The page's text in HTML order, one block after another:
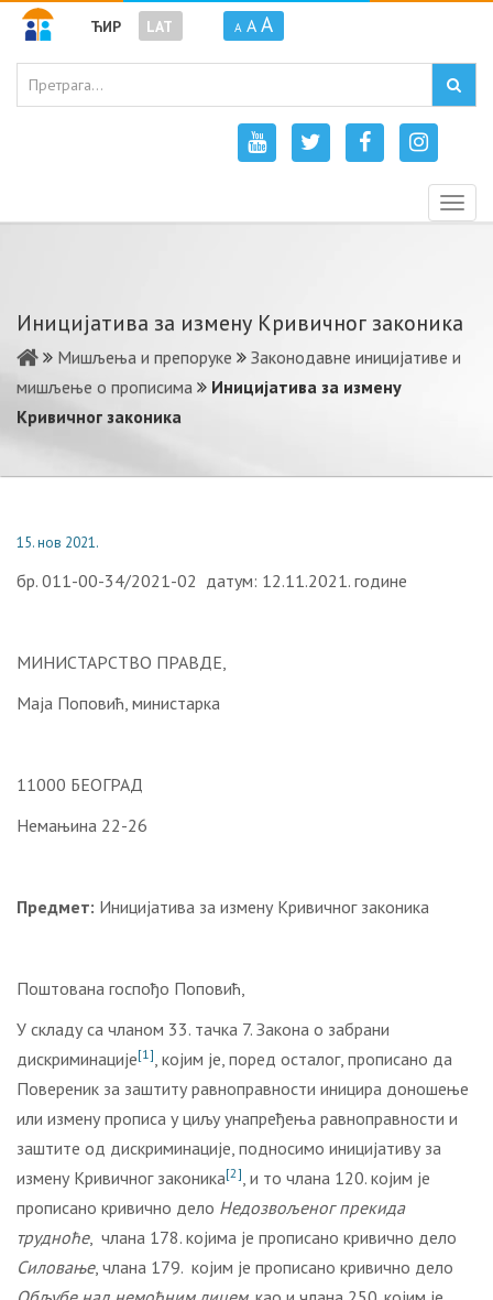
ЋИР LAT A A A
Иницијатива за измену Кривичног законика
Мишљења и препоруке
Законодавне иницијативе и
мишљење о прописима
Иницијатива за измену
Кривичног законика
15. нов 2021.
бр. 011-00-34/2021-02 датум: 12.11.2021. године
МИНИСТАРСТВО ПРАВДЕ,
Маја Поповић, министарка
11000 БЕОГРАД
Немањина 22-26
Предмет: Иницијатива за измену Кривичног законика
Поштована госпођо Поповић,
У складу са чланом 33. тачка 7. Закона о забрани
дискриминације[1], којим је, поред осталог, прописано да
Повереник за заштиту равноправности иницира доношење
или измену прописа у циљу унапређења равноправности и
заштите од дискриминације, подносимо иницијативу за
измену Кривичног законика[2], и то члана 120. којим је
прописано кривично дело Недозвољеног прекида
трудноће, члана 178. којима је прописано кривично дело
Силовање, члана 179. којим је прописано кривично дело